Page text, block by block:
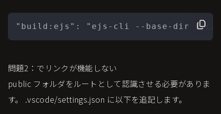
"build:ejs": "ejs-cli --base-dir src/
問題2：でリンクが機能しない
public フォルダをルートとして認識させる必要がありま
す。 .vscode/settings.json に以下を追記します。